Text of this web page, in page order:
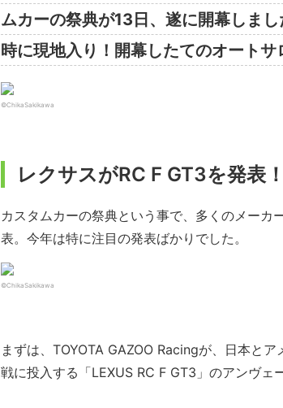
ムカーの祭典が13日、遂に開幕しま
時に現地入り！開幕したてのオートサ
©ChikaSakikawa
レクサスがRC F GT3を発表
カスタムカーの祭典という事で、多くのメーカ
表。今年は特に注目の発表ばかりでした。
©ChikaSakikawa
まずは、TOYOTA GAZOO Racingが、日本と
戦に投入する「LEXUS RC F GT3」のアンヴェー